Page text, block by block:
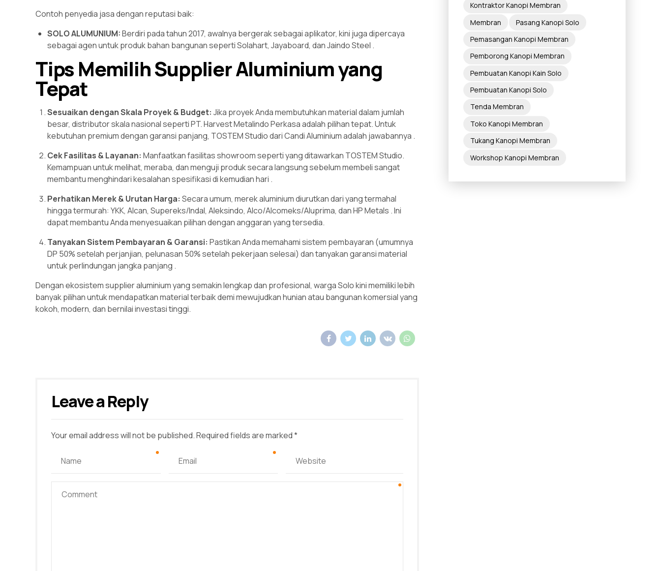
Contoh penyedia jasa dengan reputasi baik:
SOLO ALUMUNIUM:Berdiri pada tahun 2017, awalnya bergerak sebagai aplikator, kini juga dipercaya
sebagai agen untuk produk bahan bangunan seperti Solahart, Jayaboard, dan Jaindo Steel .
Tips Memilih Supplier Aluminium yang
Tepat
Sesuaikan dengan Skala Proyek & Budget: Jika proyek Anda membutuhkan material dalam jumlah
besar, distributor skala nasional seperti PT. Harvest Metalindo Perkasa adalah pilihan tepat. Untuk
kebutuhan premium dengan garansi panjang, TOSTEM Studio dari Candi Aluminium adalah jawabannya .
Cek Fasilitas & Layanan: Manfaatkan fasilitas showroom seperti yang ditawarkan TOSTEM Studio.
Kemampuan untuk melihat, meraba, dan menguji produk secara langsung sebelum membeli sangat
membantu menghindari kesalahan spesifikasi di kemudian hari .
Perhatikan Merek & Urutan Harga: Secara umum, merek aluminium diurutkan dari yang termahal
hingga termurah: YKK, Alcan, Supereks/Indal, Aleksindo, Alco/Alcomeks/Aluprima, dan HP Metals . Ini
dapat membantu Anda menyesuaikan pilihan dengan anggaran yang tersedia.
Tanyakan Sistem Pembayaran & Garansi: Pastikan Anda memahami sistem pembayaran (umumnya
DP 50% setelah perjanjian, pelunasan 50% setelah pekerjaan selesai) dan tanyakan garansi material
untuk perlindungan jangka panjang .
Dengan ekosistem supplier aluminium yang semakin lengkap dan profesional, warga Solo kini memiliki lebih
banyak pilihan untuk mendapatkan material terbaik demi mewujudkan hunian atau bangunan komersial yang
kokoh, modern, dan bernilai investasi tinggi.
Leave a Reply
Your email address will not be published. Required fields are marked *
Kontraktor Kanopi Membran
Membran
Pasang Kanopi Solo
Pemasangan Kanopi Membran
Pemborong Kanopi Membran
Pembuatan Kanopi Kain Solo
Pembuatan Kanopi Solo
Tenda Membran
Toko Kanopi Membran
Tukang Kanopi Membran
Workshop Kanopi Membran